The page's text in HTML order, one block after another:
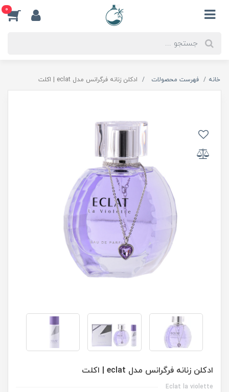
0
خانه فهرست محصولات ادكلن زنانه فرگرانس مدل eclat | اكلت
ادكلن زنانه فرگرانس مدل eclat | اكلت
Eclat la violette